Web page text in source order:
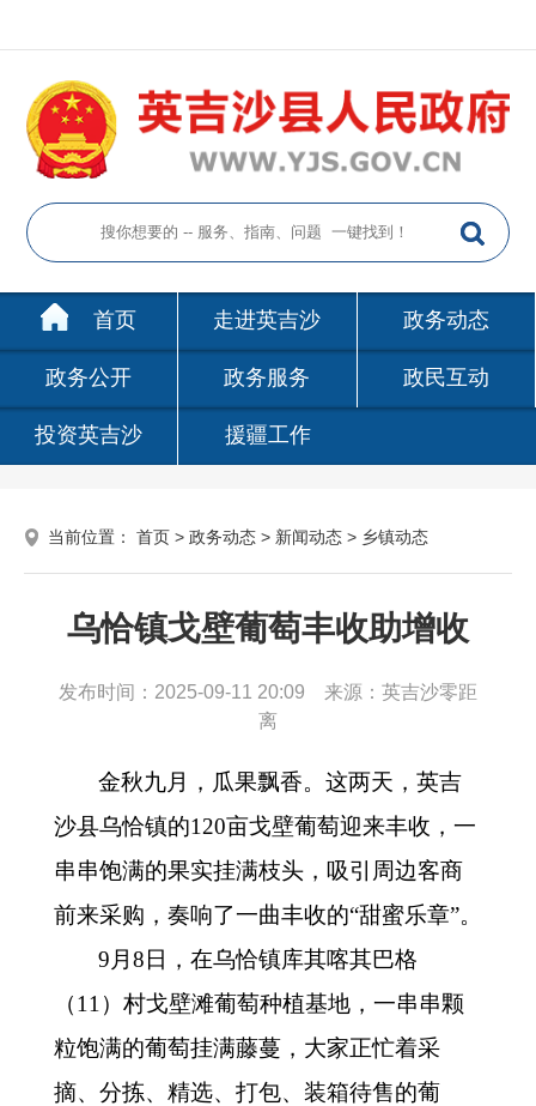
首页 走进英吉沙 政务动态
政务公开 政务服务 政民互动
投资英吉沙 援疆工作
当前位置： 首页 > 政务动态 > 新闻动态 > 乡镇动态
乌恰镇戈壁葡萄丰收助增收
发布时间：2025-09-11 20:09 来源：英吉沙零距
离
金秋九月，瓜果飘香。这两天，英吉
沙县乌恰镇的120亩戈壁葡萄迎来丰收，一
串串饱满的果实挂满枝头，吸引周边客商
前来采购，奏响了一曲丰收的“甜蜜乐章”。
9 月8日，在乌恰镇库其喀其巴格
（11）村戈壁滩葡萄种植基地，一串串颗
粒饱满的葡萄挂满藤蔓，大家正忙着采
摘、分拣、精选、打包、装箱待售的葡